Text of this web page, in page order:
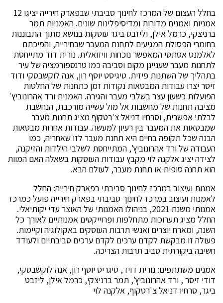
בחלל העצום של המרכז לחינוך סביבתי שבפארק חירייה יציגו 12
אמניות ואמנים מדורות ומדיסיפלינות שונים. האמניות תמר
ברניצקי, כרמל אילן, וליזבט ביגר עוסקות בנושא מתוך התבוננות
בחומרי הפסולת המגיעים לתחנת המעבר שבחירייה, והפיכתם
לאלמנט אסתטי המאפשר נוכחות וויזואלית. נורית דוד מתייחסת
לתחנות מעבר שעניינן מקום וסביבה כמו טרנספורמציה של עיר
בתהליך של השתנות פיזית. טיגיסט יוסף רון, אנה לוקשבסקי ודוד
זיסר יצרו עבודות המבטאות נקודות זמן כתחנות של החלטות
הפועלות כשעון עצר בשלבי מעבר והגירה. האמנית ורד אהרונוביץ'
מציבה תחנות של מחשבות אל מול עשייה מורכבת, הנחשבת
לבלתי אפשרית, וסרחיו דניאל צ'רטקוף מציג תחנות מעבר
שמבטאות את המעבר בין רעיון למעשה. עבודות אחרות מבטאות
הבנה שכל תקופה בחיים היא תחנת מעבר לזו שאחריה, כמו
העבודה של ורד אהרונוביץ', המתייחסת לשלבי הילדות והזיקנה,
לצידה יציג אלקנה לוי מקבץ עבודות העוסקות בשאלה האם המוות
הוא תחנה סופית או תחנת מעבר, לעולם הבא.
אמנות ועיצוב במרכז לחינוך סביבתי בפארק חירייה: החלל
לאמנות ועיצוב במרכז לחינוך סביבתי בפארק חירייה פועל כמרכז
אמנותי משנת 2021, בניהולו האמנותי של האוצר עדי יקותיאלי.
החלל מציג תערוכות מתחלפות ופרוייקטים אמנותיים לאורך כל
השנה, ומארח יוצרים ואנשי תרבות העוסקים באקולוגיה וקיימות.
פעולה זו מבקשת לקדם ערכים לקדם ערכים סביבתיים ולעודד
חשיבה ביקורתית סביב תרבות הצריכה.
אמנים משתתפים: נורית דויד, טיגריס יוסף רון, אנה לוקשבסקי,
דודי זיסר , ורד אהרונוביץ', תמר ברניצקי, כרמל אילן, ליזבט
ביגר, סרחיו דניאל צ'רטקוף, אלקנה לוי